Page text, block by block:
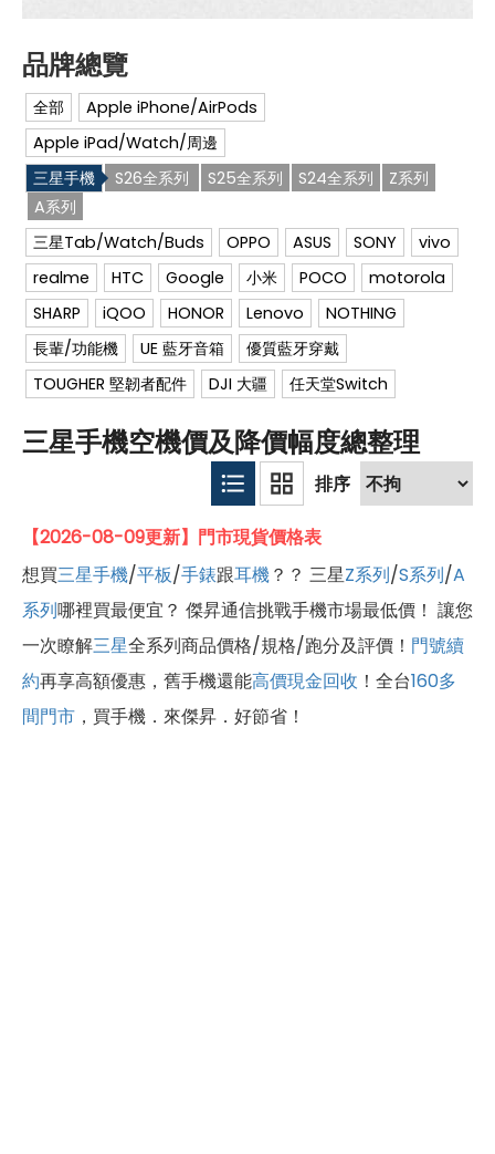
全部
Apple iPhone/AirPods
Apple iPad/Watch/周邊
三星手機
S26全系列 S25全系列 S24全系列
Z系列
A系列
三星Tab/Watch/Buds
OPPO ASUS SONY
vivo
realme
HTC Google 小米 POCO
motorola
SHARP
iQOO HONOR Lenovo
NOTHING
長輩/功能機
UE 藍牙音箱
優質藍牙穿戴
TOUGHER 堅韌者配件
DJI 大疆 任天堂Switch
三星手機空機價及降價幅度總整理
【2026-08-09更新】門市現貨價格表
想買三星手機/平板/手錶跟耳機？？ 三星Z系列/S系列/A
系列哪裡買最便宜？ 傑昇通信挑戰手機市場最低價！ 讓您
一次瞭解三星全系列商品價格/規格/跑分及評價！ 門號續
約再享高額優惠，舊手機還能高價現金回收 ！全台160多
間門市 ，買手機．來傑昇．好節省！